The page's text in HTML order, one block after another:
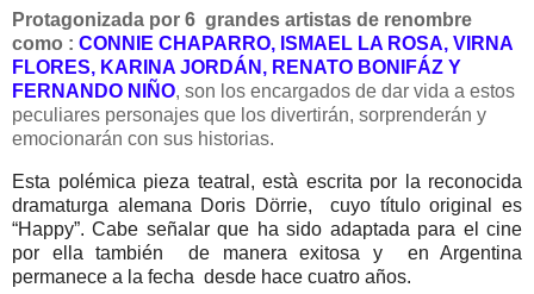
Protagonizada por 6 grandes artistas de renombre
como : CONNIE CHAPARRO, ISMAEL LA ROSA, VIRNA
FLORES, KARINA JORDÁN, RENATO BONIFÁZ Y
FERNANDO NIÑO, son los encargados de dar vida a estos
peculiares personajes que los divertirán, sorprenderán y
emocionarán con sus historias.
Esta polémica pieza teatral, està escrita por la reconocida
dramaturga alemana Doris Dörrie, cuyo título original es
“Happy”. Cabe señalar que ha sido adaptada para el cine
por ella también de manera exitosa y
en Argentina
permanece a la fecha desde hace cuatro años.